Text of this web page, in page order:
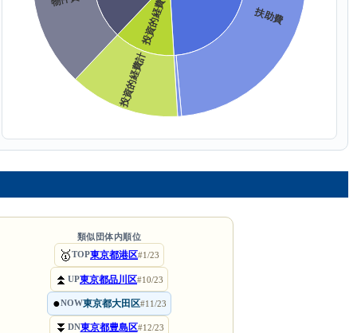
類似団体内順位
🥇TOP東京都港区#1/23
⏫ UP東京都品川区#10/23
●NOW東京都大田区#11/23
⏬ DN東京都豊島区#12/23